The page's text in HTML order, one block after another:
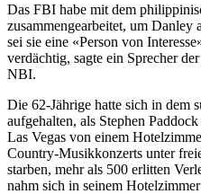
Das FBI habe mit dem
zusammengearbeitet, um
sei sie eine «Person von
verdächtig, sagte ein Sprecher
NBI.
Die 62-Jährige hatte sich in dem
aufgehalten, als Stephen
Las Vegas von einem
Country-Musikkonzerts unter
starben, mehr als 500 erlitten
nahm sich in seinem